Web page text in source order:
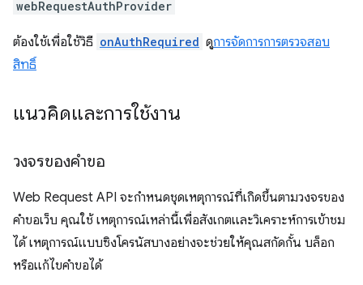
webRequestAuthProvider
ต้องใช้เพื่อใช้วิธี onAuthRequired ดูการจัดการการตรวจสอบ
สิทธิ์
แนวคิดและการใช้งาน
วงจรของคำขอ
Web Request API จะกำหนดชุดเหตุการณ์ที่เกิดขึ้นตามวงจรของ
คำขอเว็บ คุณใช้ เหตุการณ์เหล่านี้เพื่อสังเกตและวิเคราะห์การเข้าชม
ได้ เหตุการณ์แบบซิงโครนัสบางอย่างจะช่วยให้คุณสกัดกั้น บล็อก
หรือแก้ไขคำขอได้